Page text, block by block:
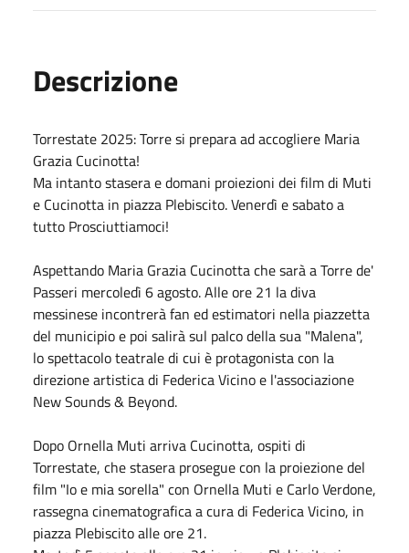
Descrizione
Torrestate 2025: Torre si prepara ad accogliere Maria
Grazia Cucinotta!
Ma intanto stasera e domani proiezioni dei film di Muti
e Cucinotta in piazza Plebiscito. Venerdì e sabato a
tutto Prosciuttiamoci!
Aspettando Maria Grazia Cucinotta che sarà a Torre de'
Passeri mercoledì 6 agosto. Alle ore 21 la diva
messinese incontrerà fan ed estimatori nella piazzetta
del municipio e poi salirà sul palco della sua "Malena",
lo spettacolo teatrale di cui è protagonista con la
direzione artistica di Federica Vicino e l'associazione
New Sounds & Beyond.
Dopo Ornella Muti arriva Cucinotta, ospiti di
Torrestate, che stasera prosegue con la proiezione del
film "Io e mia sorella" con Ornella Muti e Carlo Verdone,
rassegna cinematografica a cura di Federica Vicino, in
piazza Plebiscito alle ore 21.